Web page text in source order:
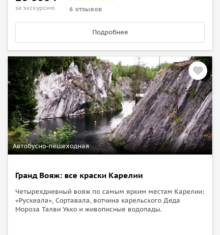
за экскурсию 6 отзывов
Подробнее
Автобусно-пешеходная
Гранд Вояж: все краски Карелии
Четырехдневный вояж по самым ярким местам Карелии:
«Рускеала», Сортавала, вотчина карельского Деда
Мороза Талви Укко и живописные водопады.